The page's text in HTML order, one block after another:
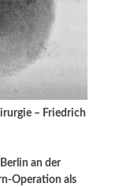
– Friedrich
an der
Operation als